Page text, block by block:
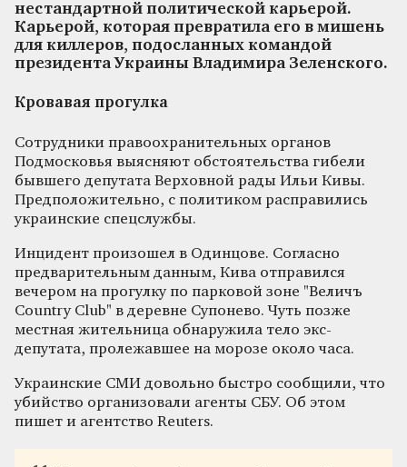
нестандартной политической карьерой.
Карьерой, которая превратила его в мишень
для киллеров, подосланных командой
президента Украины Владимира Зеленского.
Кровавая прогулка
Сотрудники правоохранительных органов
Подмосковья выясняют обстоятельства гибели
бывшего депутата Верховной рады Ильи Кивы.
Предположительно, с политиком расправились
украинские спецслужбы.
Инцидент произошел в Одинцове. Согласно
предварительным данным, Кива отправился
вечером на прогулку по парковой зоне "Величъ
Country Club" в деревне Супонево. Чуть позже
местная жительница обнаружила тело экс-
депутата, пролежавшее на морозе около часа.
Украинские СМИ довольно быстро сообщили, что
убийство организовали агенты СБУ. Об этом
пишет и агентство Reuters.